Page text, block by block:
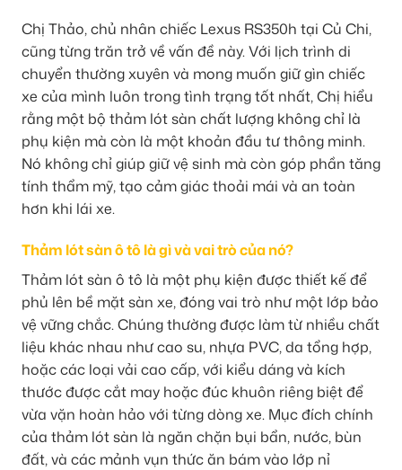
Chị Thảo, chủ nhân chiếc Lexus RS350h tại Củ Chi,
cũng từng trăn trở về vấn đề này. Với lịch trình di
chuyển thường xuyên và mong muốn giữ gìn chiếc
xe của mình luôn trong tình trạng tốt nhất, Chị hiểu
rằng một bộ thảm lót sàn chất lượng không chỉ là
phụ kiện mà còn là một khoản đầu tư thông minh.
Nó không chỉ giúp giữ vệ sinh mà còn góp phần tăng
tính thẩm mỹ, tạo cảm giác thoải mái và an toàn
hơn khi lái xe.
Thảm lót sàn ô tô là gì và vai trò của nó?
Thảm lót sàn ô tô là một phụ kiện được thiết kế để
phủ lên bề mặt sàn xe, đóng vai trò như một lớp bảo
vệ vững chắc. Chúng thường được làm từ nhiều chất
liệu khác nhau như cao su, nhựa PVC, da tổng hợp,
hoặc các loại vải cao cấp, với kiểu dáng và kích
thước được cắt may hoặc đúc khuôn riêng biệt để
vừa vặn hoàn hảo với từng dòng xe. Mục đích chính
của thảm lót sàn là ngăn chặn bụi bẩn, nước, bùn
đất, và các mảnh vụn thức ăn bám vào lớp nỉ